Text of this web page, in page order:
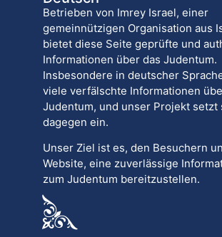
Betrieben von Imrey Israel, einer
gemeinnützigen Organisation aus
bietet diese Seite geprüfte und
Informationen über das Judentum.
Insbesondere in deutscher
viele verfälschte Informationen
Judentum, und unser Projekt setzt
dagegen ein.
Unser Ziel ist es, den Besuchern
Website, eine zuverlässige
zum Judentum bereitzustellen.